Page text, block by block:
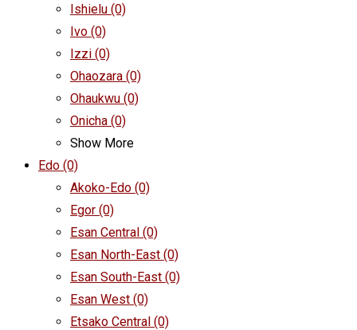
Ishielu (0)
Ivo (0)
Izzi (0)
Ohaozara (0)
Ohaukwu (0)
Onicha (0)
Show More
Edo (0)
Akoko-Edo (0)
Egor (0)
Esan Central (0)
Esan North-East (0)
Esan South-East (0)
Esan West (0)
Etsako Central (0)